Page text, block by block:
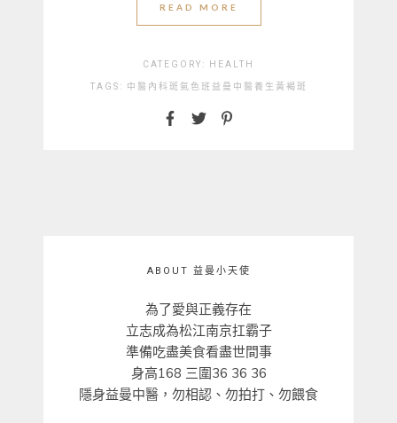
READ MORE
CATEGORY: HEALTH
TAGS: 中醫 內科斑 氣色 班 益曼中醫 養生 黃褐斑
ABOUT 益曼小天使
為了愛與正義存在
立志成為松江南京扛霸子
準備吃盡美食看盡世間事
身高168 三圍36 36 36
隱身益曼中醫，勿相認、勿拍打、勿餵食